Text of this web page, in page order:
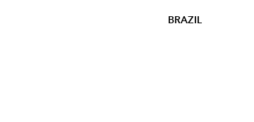
BRAZIL